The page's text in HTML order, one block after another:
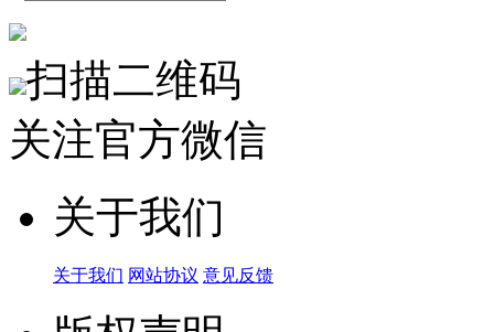
扫描二维码
关注官方微信
关于我们
关于我们 网站协议 意见反馈